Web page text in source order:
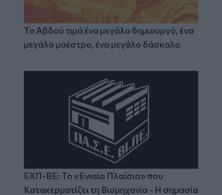
Το Αβδού τιμά ένα μεγάλο δημιουργό, ένα
μεγάλο μαέστρο, ένα μεγάλο δάσκαλο
ΕΧΠ-ΒΕ: Το «Ενιαίο Πλαίσιο» που
Κατακερματίζει τη Βιομηχανία - Η σημασία